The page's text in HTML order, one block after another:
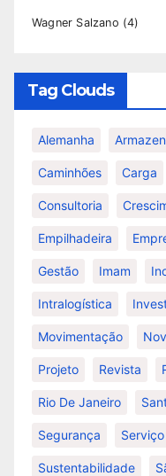
Wagner Salzano (4)
Tag Clouds
Alemanha
Caminhões Carga
Consultoria
Empilhadeira
Gestão Imam
Intralogística
Movimentação
Projeto Revista
Rio De Janeiro
Segurança Serviço
Sustentabilidade